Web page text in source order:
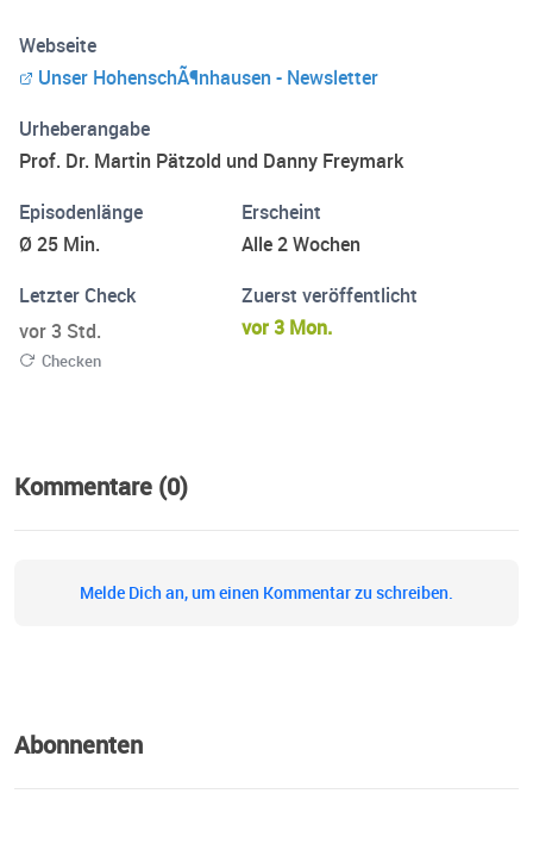
Zusammenhänge. Ein Podcast für alle, die wissen wollen,
was in Hohenschönhausen passiert und warum. Zwei
Hohenschönhausen zum Hören.
Webseite
Unser HohenschÃ¶nhausen - Newsletter
Urheberangabe
Prof. Dr. Martin Pätzold und Danny Freymark
Episodenlänge
Ø 25 Min.
Erscheint
Alle 2 Wochen
Letzter Check
vor 3 Std.
Checken
Zuerst veröffentlicht
vor 3 Mon.
Kommentare (0)
Melde Dich an, um einen Kommentar zu schreiben.
Abonnenten